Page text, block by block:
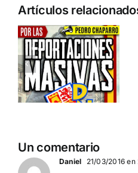
Artículos Acto en
Barcelona:
España y
Serbia
contra el
separatismo
EN BARCELONA
Un comentario
Daniel 21/03/2016 en